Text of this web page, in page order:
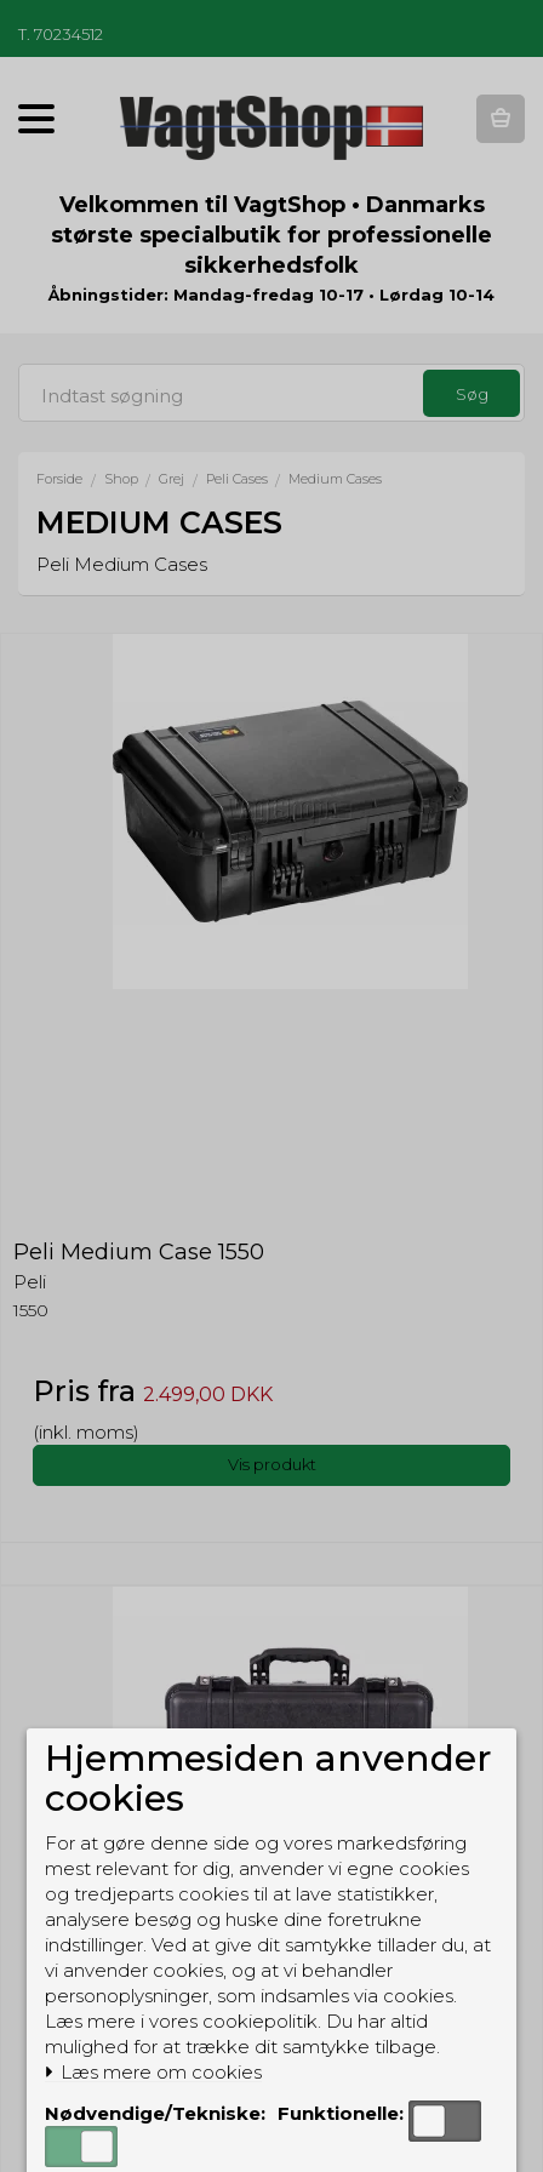
T 70234512
T
o
g
a
t
o
Velkommen til VagtShop • Danmarks
største specialbutik for professionelle
sikkerhedsfolk
Åbningstider: Mandag-fredag 10-17 • Lørdag 10-14
Forside / Shop / Grej / Peli Cases / Medium Cases
MEDIUM CASES
Peli Medium Cases
Peli Medium Case 1550
Peli
1550
Pris fra 2.499,00 DKK
(inkl. moms)
Vis produkt
Hjemmesiden anvender
cookies
For at gøre denne side og vores markedsføring
mest relevant for dig, anvender vi egne cookies
og tredjeparts cookies til at lave statistikker,
analysere besøg og huske dine foretrukne
indstillinger. Ved at give dit samtykke tillader du, at
vi anvender cookies, og at vi behandler
personoplysninger, som indsamles via cookies.
Læs mere i vores cookiepolitik. Du har altid
mulighed for at trække dit samtykke tilbage.
Læs mere om cookies
Nødvendige/Tekniske: Funktionelle: